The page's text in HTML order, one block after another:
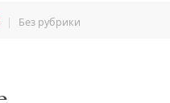
| Без рубрики